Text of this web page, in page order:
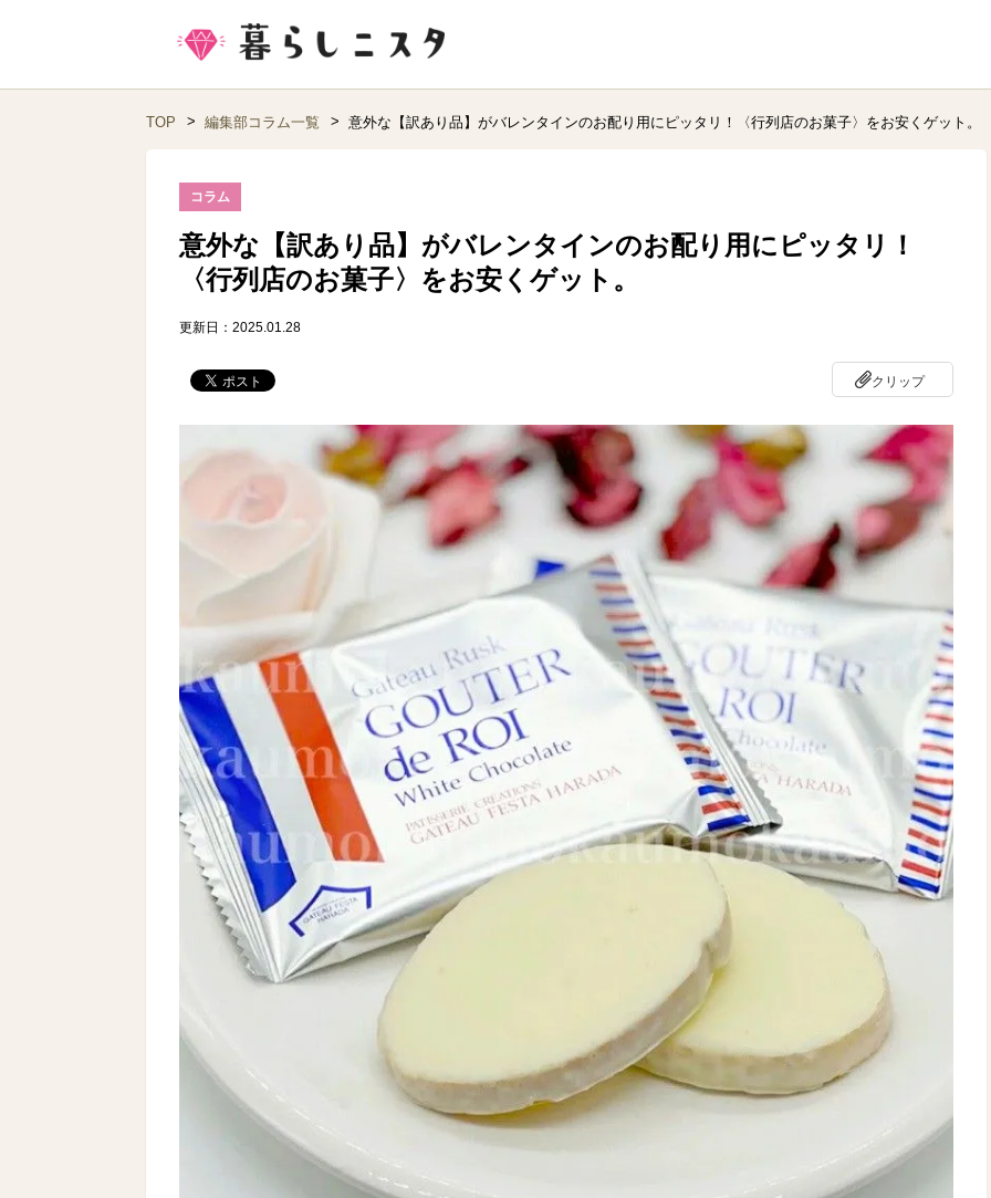
TOP 編集部コラム一覧 意外な【訳あり品】がバレンタインのお配り用にピッタリ！〈行列店のお菓子〉をお安くゲット。
コラム
意外な【訳あり品】がバレンタインのお配り用にピッタリ！
〈行列店のお菓子〉をお安くゲット。
更新日：2025.01.28
クリップ